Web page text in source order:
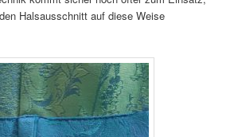
Halsausschnitt auf diese Weise